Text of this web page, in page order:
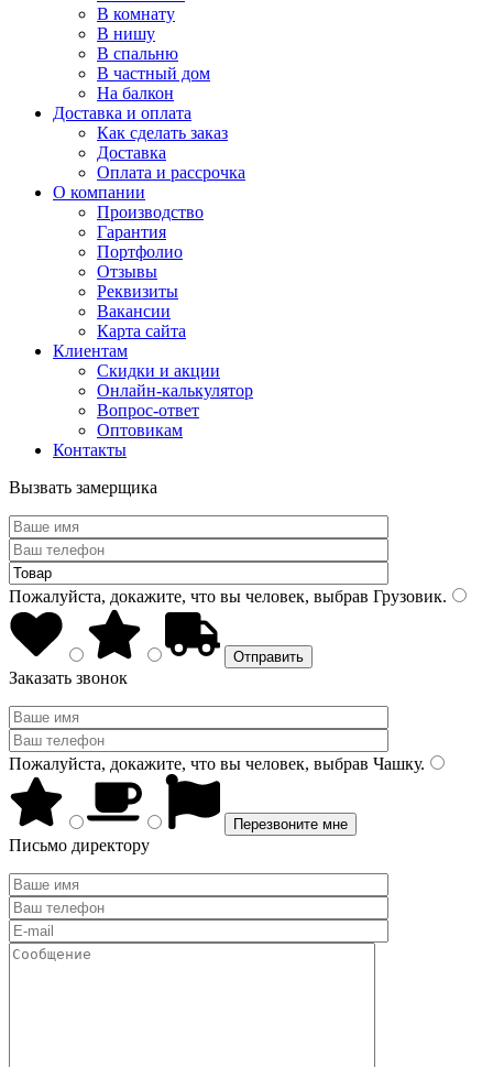
В комнату
В нишу
В спальню
В частный дом
На балкон
Доставка и оплата
Как сделать заказ
Доставка
Оплата и рассрочка
О компании
Производство
Гарантия
Портфолио
Отзывы
Реквизиты
Вакансии
Карта сайта
Клиентам
Скидки и акции
Онлайн-калькулятор
Вопрос-ответ
Оптовикам
Контакты
Вызвать замерщика
Пожалуйста, докажите, что вы человек, выбрав Грузовик.
Заказать звонок
Пожалуйста, докажите, что вы человек, выбрав Чашку.
Письмо директору